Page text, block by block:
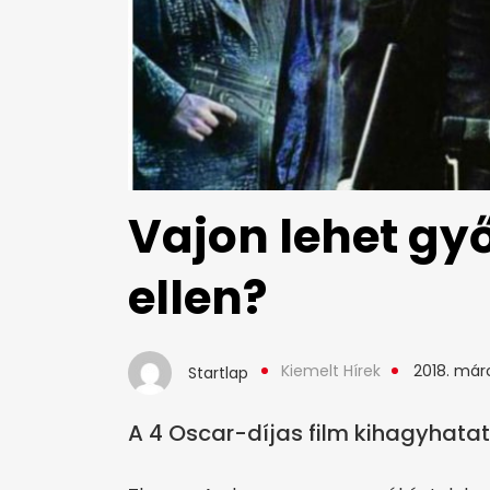
Vajon lehet
ellen?
Startlap Kiemelt Hírek 2018.
A 4 Oscar-díjas film